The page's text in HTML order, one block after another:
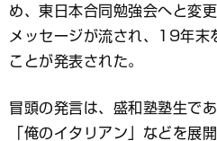
め、東日本合同勉強会へと変
メッセージが流され、19年末
ことが発表された。
冒頭の発言は、盛和塾塾生で
「俺のイタリアン」などを展